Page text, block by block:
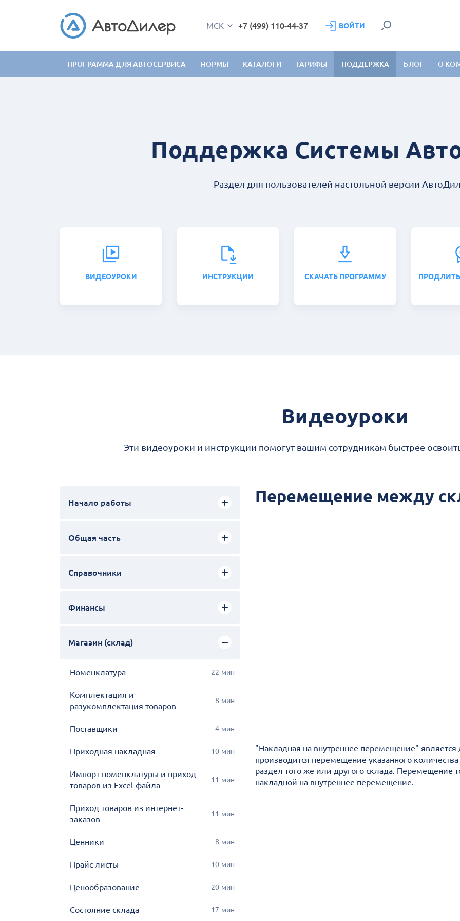
МСК +7 (499) 110-44-37 ВОЙТИ
ПРОГРАММА ДЛЯ АВТОСЕРВИСА НОРМЫ КАТАЛОГИ ТАРИФЫ ПОДДЕРЖКА БЛОГ О
Поддержка Системы
Раздел для пользователей настольной версии
ВИДЕОУРОКИ ИНСТРУКЦИИ СКАЧАТЬ ПРОГРАММУ
Видеоуроки
Эти видеоуроки и инструкции помогут вашим сотрудникам быстрее
Начало работы
Общая часть
Справочники
Финансы
Магазин (cклад)
Номенклатура 22 мин
Комплектация и
разукомплектация товаров
8 мин
Поставщики 4 мин
Приходная накладная 10 мин
Импорт номенклатуры и приход
товаров из Excel-файла
11 мин
Приход товаров из интернет-
заказов
11 мин
Ценники 8 мин
Прайс-листы 10 мин
Ценообразование 20 мин
Состояние склада 17 мин
Перемещение между
"Накладная на внутреннее перемещение"
производится перемещение указанного
раздел того же или другого склада. Перемещение
накладной на внутреннее перемещение.